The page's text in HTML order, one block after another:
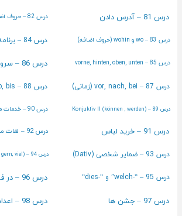
درس 81 – آدرس دادن درس 82 – حروف اضافه (متغییر)
درس 83 – wo و wohin (حروف اضافه) درس 84 – برنامه حرکت (قطار، …)
درس 85 – vorne, hinten, oben, unten درس 86 – سرویس خدماتی
درس 87 – vor, nach, bei (زمانی) درس 88 – in, ab, bis (زمانی)
درس 89 – (können , werden) Konjuktiv II درس 90 – خدمات مشتری + پیام تلفنی
درس 91 – خرید لباس درس 92 – لغات مربوط به پوشاک
درس 93 – ضمایر شخصی (Dativ) درس 94 – (gut, gern, viel) Komparation
درس 95 – “-welch” و “-dies“ درس 96 – در فروشگاه
درس 97 – جشن ها درس 98 – اعداد ترتیبی